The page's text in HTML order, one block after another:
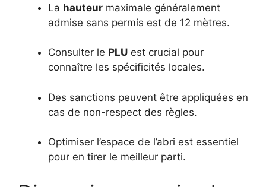
La hauteur maximale généralement
admise sans permis est de 12 mètres.
Consulter le PLU est crucial pour
connaître les spécificités locales.
Des sanctions peuvent être appliquées en
cas de non-respect des règles.
Optimiser l’espace de l’abri est essentiel
pour en tirer le meilleur parti.